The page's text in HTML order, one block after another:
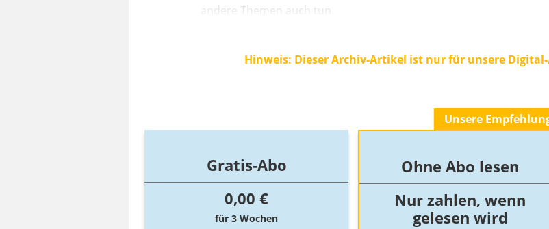
andere Themen auch tun.
Hinweis: Dieser Archiv-Artikel ist nur für unsere
Gratis-Abo
0,00 €
für 3 Wochen
Unsere
Ohne Abo lesen
Nur zahlen, wenn
gelesen wird